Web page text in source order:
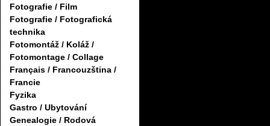
Fotografie / Film
Fotografie / Fotografická
technika
Fotomontáž / Koláž /
Fotomontage / Collage
Français / Francouzština /
Francie
Fyzika
Gastro / Ubytování
Genealogie / Rodová